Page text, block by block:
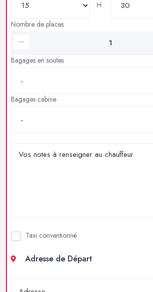
H
Nombre de places
Bagages en soutes
Bagages cabine
Taxi conventionné
Adresse de Départ